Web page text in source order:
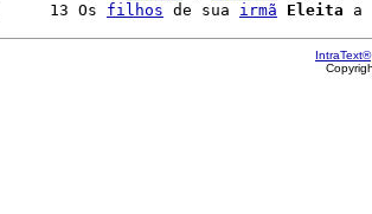
|     13 Os filhos de sua irmã Eleita a
IntraText®